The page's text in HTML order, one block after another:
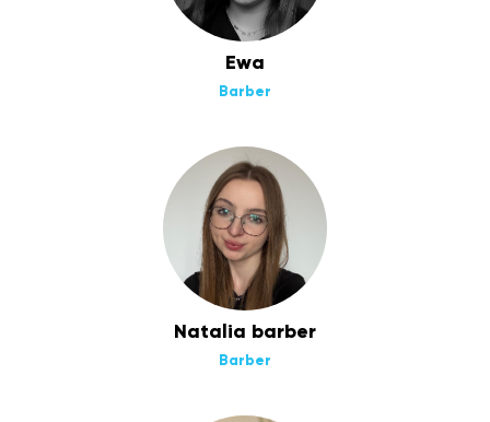
Ewa
Barber
Natalia barber
Barber